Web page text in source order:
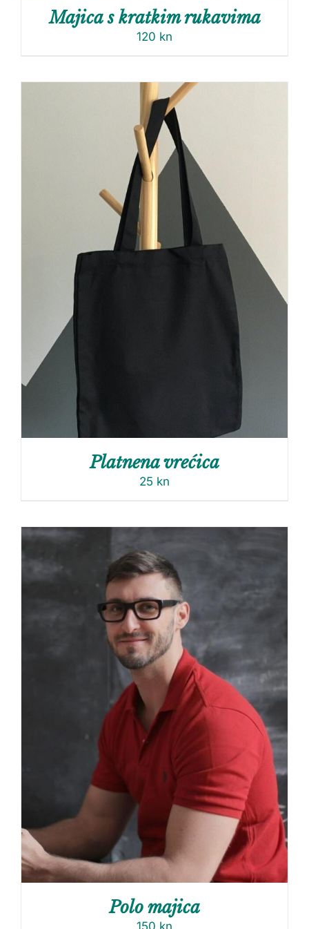
Majica s kratkim rukavima
120 kn
Platnena vrećica
25 kn
Polo majica
150 kn